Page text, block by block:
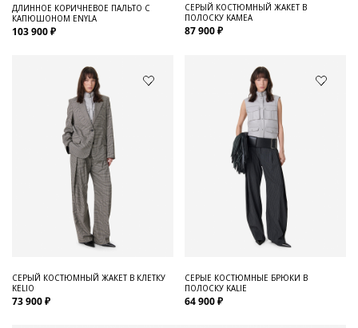
ДЛИННОЕ КОРИЧНЕВОЕ ПАЛЬТО С
КАПЮШОНОМ ENYLA
103 900 ₽
СЕРЫЙ КОСТЮМНЫЙ ЖАКЕТ В
ПОЛОСКУ KAMEA
87 900 ₽
СЕРЫЙ КОСТЮМНЫЙ ЖАКЕТ В КЛЕТКУ
KELIO
73 900 ₽
СЕРЫЕ КОСТЮМНЫЕ БРЮКИ В
ПОЛОСКУ KALIE
64 900 ₽